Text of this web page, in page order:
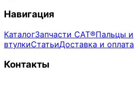
Навигация
КаталогЗапчасти CAT®Пальцы и
втулкиСтатьиДоставка и оплата
Контакты